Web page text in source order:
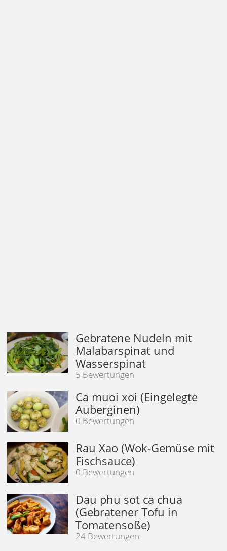
Gebratene Nudeln mit
Malabarspinat und
Wasserspinat
5 Bewertungen
Ca muoi xoi (Eingelegte
Auberginen)
0 Bewertungen
Rau Xao (Wok-Gemüse mit
Fischsauce)
0 Bewertungen
Dau phu sot ca chua
(Gebratener Tofu in
Tomatensoße)
24 Bewertungen